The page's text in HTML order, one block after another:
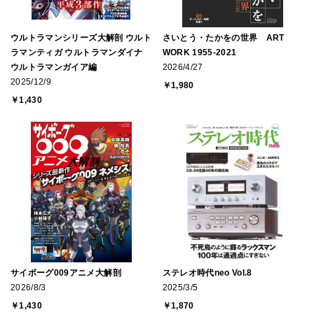
ウルトラマンシリーズ大解剖 ウルト
ラマンティガ ウルトラマンダイナ
ウルトラマンガイア編
2025/12/9
￥1,430
さいとう・たかをの世界 ART
WORK 1955-2021
2026/4/27
￥1,980
サイボーグ009アニメ大解剖
2026/8/3
￥1,430
ステレオ時代neo Vol.8
2025/3/5
￥1,870